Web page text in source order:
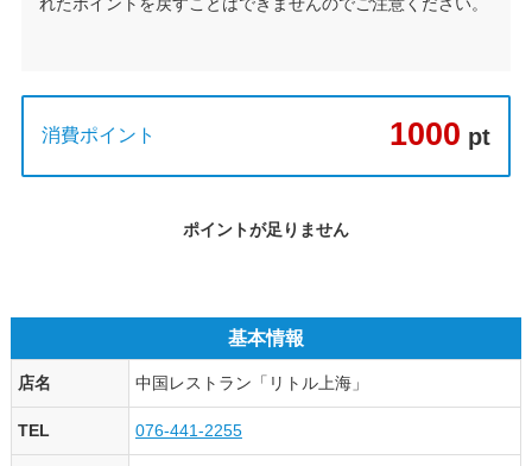
消費ポイント 1000 pt
ポイントが足りません
基本情報
店名 中国レストラン「リトル上海」
TEL 076-441-2255